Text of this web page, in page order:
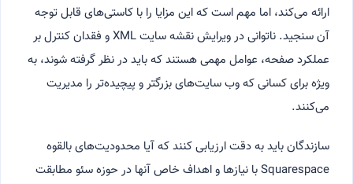
ارائه می‌کند، اما مهم است که این مزایا را با کاستی‌های قابل توجه
آن سنجید. ناتوانی در ویرایش نقشه سایت XML و فقدان کنترل بر
عملکرد صفحه، عوامل مهمی هستند که باید در نظر گرفته شوند، به
ویژه برای کسانی که وب سایت‌های بزرگتر و پیچیده‌تر را مدیریت
می‌کنند.
سازندگان باید به دقت ارزیابی کنند که آیا محدودیت‌های بالقوه
Squarespace با نیازها و اهداف خاص آنها در حوزه سئو مطابقت